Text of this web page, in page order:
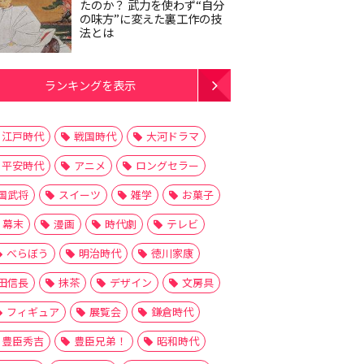
たのか？ 武力を使わず“自分
の味方”に変えた裏工作の技
法とは
ランキングを表示
江戸時代 戦国時代
大河ドラマ
平安時代
アニメ
ロングセラー
武将
スイーツ 雑学
お菓子
幕末
漫画 時代劇
テレビ
べらぼう
明治時代
徳川家康
信長
抹茶 デザイン
文房具
フィギュア
展覧会
鎌倉時代
豊臣秀吉
豊臣兄弟！
昭和時代